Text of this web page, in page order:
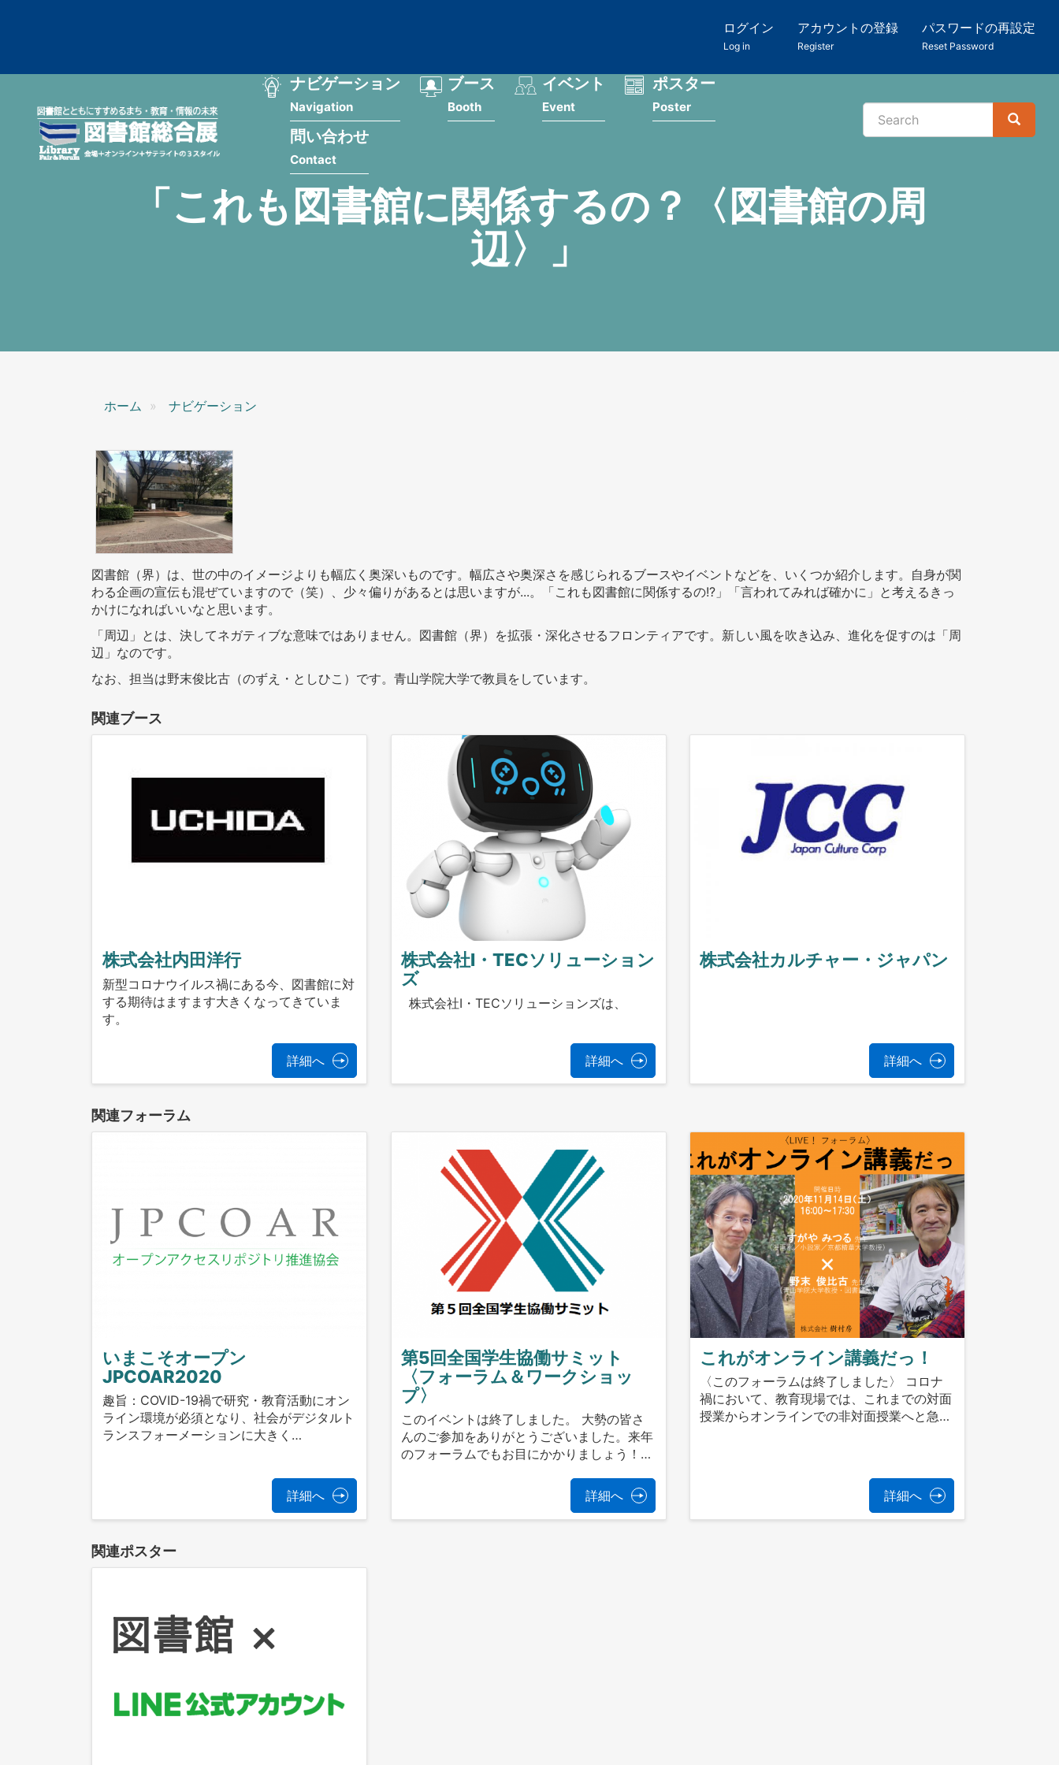
ン
ー
ザ
ログイン
Log in
アカウントの登録
Register
パスワードの再設定
Reset Password
メ
ナ
ビ
ナビゲーション
Navigation
ブース
Booth
イベント
Event
ポスター
Poster
問い合わせ
Contact
検
Search
Search
「これも図書館に関係するの？〈図書館の周
辺〉」
ホーム ナビゲーション
図書館（界）は、世の中のイメージよりも幅広く奥深いものです。幅広さや奥深さを感じられるブースやイベントなどを、いくつか紹介します。自身が関
わる企画の宣伝も混ぜていますので（笑）、少々偏りがあるとは思いますが...。「これも図書館に関係するの!?」「言われてみれば確かに」と考えるきっ
かけになればいいなと思います。
「周辺」とは、決してネガティブな意味ではありません。図書館（界）を拡張・深化させるフロンティアです。新しい風を吹き込み、進化を促すのは「周
辺」なのです。
なお、担当は野末俊比古（のずえ・としひこ）です。青山学院大学で教員をしています。
関連ブース
株式会社内田洋行
新型コロナウイルス禍にある今、図書館に対
する期待はますます大きくなってきていま
す。
詳細へ
株式会社I・TECソリューション
ズ
株式会社I・TECソリューションズは、
詳細へ
株式会社カルチャー・ジャパン
詳細へ
関連フォーラム
いまこそオープン
JPCOAR2020
趣旨：COVID-19禍で研究・教育活動にオン
ライン環境が必須となり、社会がデジタルト
ランスフォーメーションに大きく…
詳細へ
第5回全国学生協働サミット
〈フォーラム＆ワークショッ
プ〉
このイベントは終了しました。 大勢の皆さ
んのご参加をありがとうございました。来年
のフォーラムでもお目にかかりましょう！…
詳細へ
これがオンライン講義だっ！
〈このフォーラムは終了しました〉 コロナ
禍において、教育現場では、これまでの対面
授業からオンラインでの非対面授業へと急…
詳細へ
関連ポスター